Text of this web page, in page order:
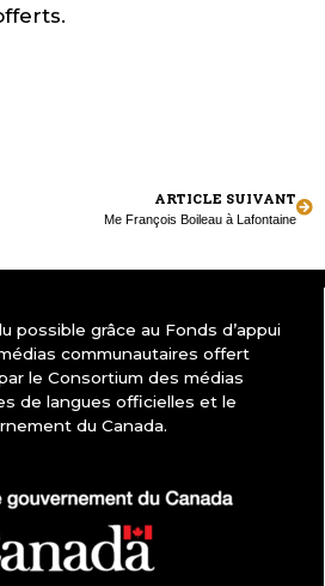
ARTICLE SUIVANT
Me François Boileau à Lafontaine
possible grâce au Fonds d’appui
communautaires offert
le Consortium des médias
de langues officielles et le
du Canada.